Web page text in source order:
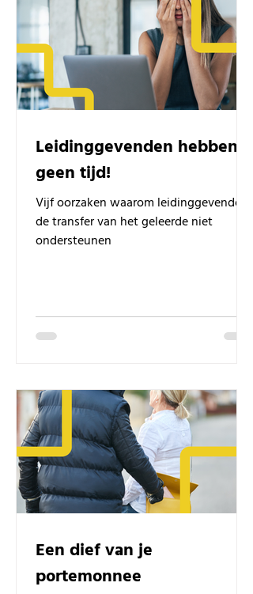
Leidinggevenden hebben
geen tijd!
Vijf oorzaken waarom leidinggevenden
de transfer van het geleerde niet
ondersteunen
Een dief van je
portemonnee